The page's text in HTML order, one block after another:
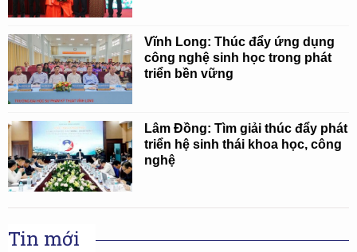
Vĩnh Long: Thúc đẩy ứng dụng
công nghệ sinh học trong phát
triển bền vững
Lâm Đồng: Tìm giải thúc đẩy phát
triển hệ sinh thái khoa học, công
nghệ
Tin mới